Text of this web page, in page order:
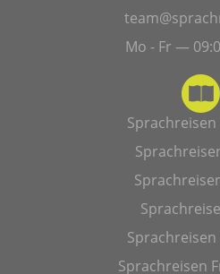
Mo - Fr —
Sprachreisen
Sprachreisen
Sprachreisen